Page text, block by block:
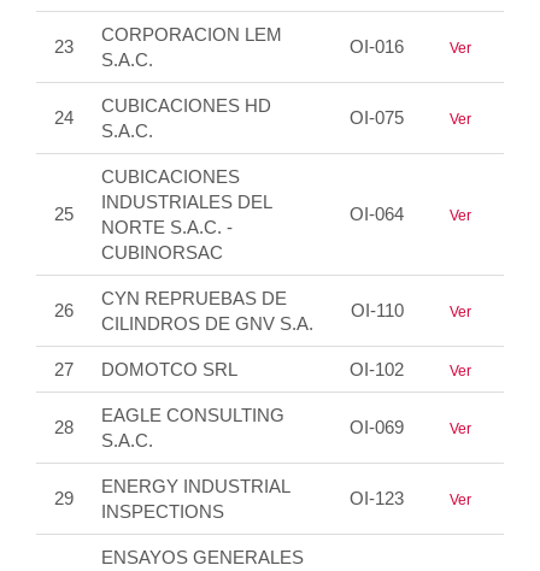
23
CORPORACION LEM
S.A.C.
OI-016 Ver
24
CUBICACIONES HD
S.A.C.
OI-075 Ver
25
CUBICACIONES
INDUSTRIALES DEL
NORTE S.A.C. -
CUBINORSAC
OI-064 Ver
26
CYN REPRUEBAS DE
CILINDROS DE GNV S.A.
OI-110 Ver
27 DOMOTCO SRL OI-102 Ver
28
EAGLE CONSULTING
S.A.C.
OI-069 Ver
29
ENERGY INDUSTRIAL
INSPECTIONS
OI-123 Ver
ENSAYOS GENERALES